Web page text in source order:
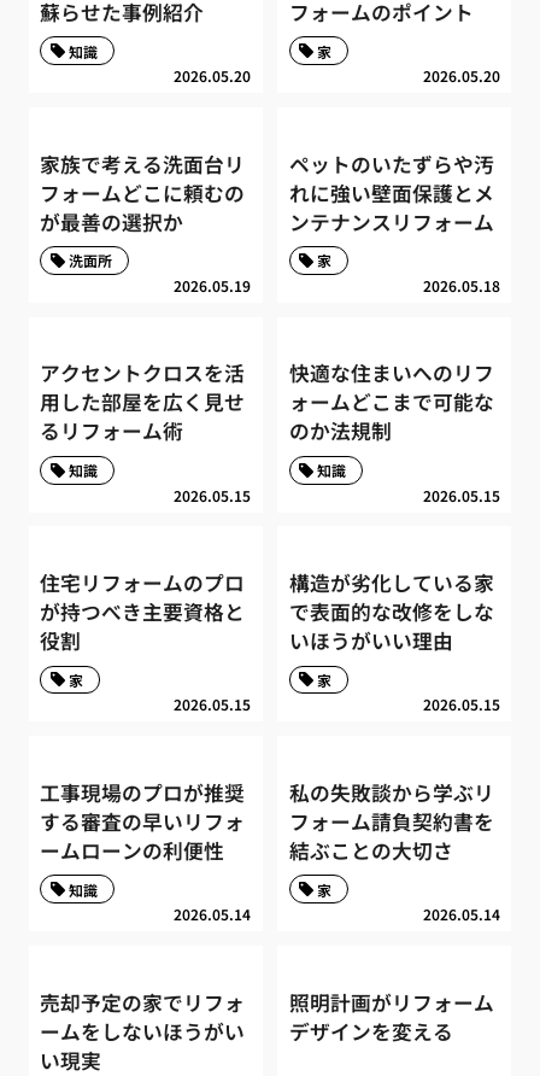
蘇らせた事例紹介
2026.05.20
知識
フォームのポイント
2026.05.20
家
家族で考える洗面台リ
フォームどこに頼むの
が最善の選択か
2026.05.19
洗面所
ペットのいたずらや汚
れに強い壁面保護とメ
ンテナンスリフォーム
2026.05.18
家
アクセントクロスを活
用した部屋を広く見せ
るリフォーム術
2026.05.15
知識
快適な住まいへのリフ
ォームどこまで可能な
のか法規制
2026.05.15
知識
住宅リフォームのプロ
が持つべき主要資格と
役割
2026.05.15
家
構造が劣化している家
で表面的な改修をしな
いほうがいい理由
2026.05.15
家
工事現場のプロが推奨
する審査の早いリフォ
ームローンの利便性
2026.05.14
知識
私の失敗談から学ぶリ
フォーム請負契約書を
結ぶことの大切さ
2026.05.14
家
売却予定の家でリフォ
ームをしないほうがい
い現実
照明計画がリフォーム
デザインを変える